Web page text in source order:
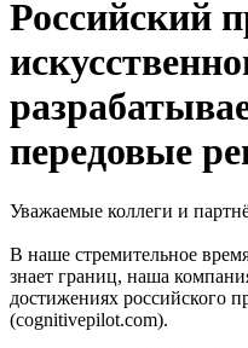
Российский
передовые
Уважаемые коллеги и
В наше стремительное
знает границ, наша
достижениях российского
(cognitivepilot.com).